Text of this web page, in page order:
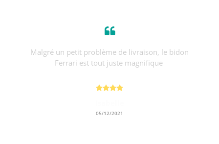
Malgré un petit problème de livraison, le bidon
Ferrari est tout juste magnifique
05/12/2021